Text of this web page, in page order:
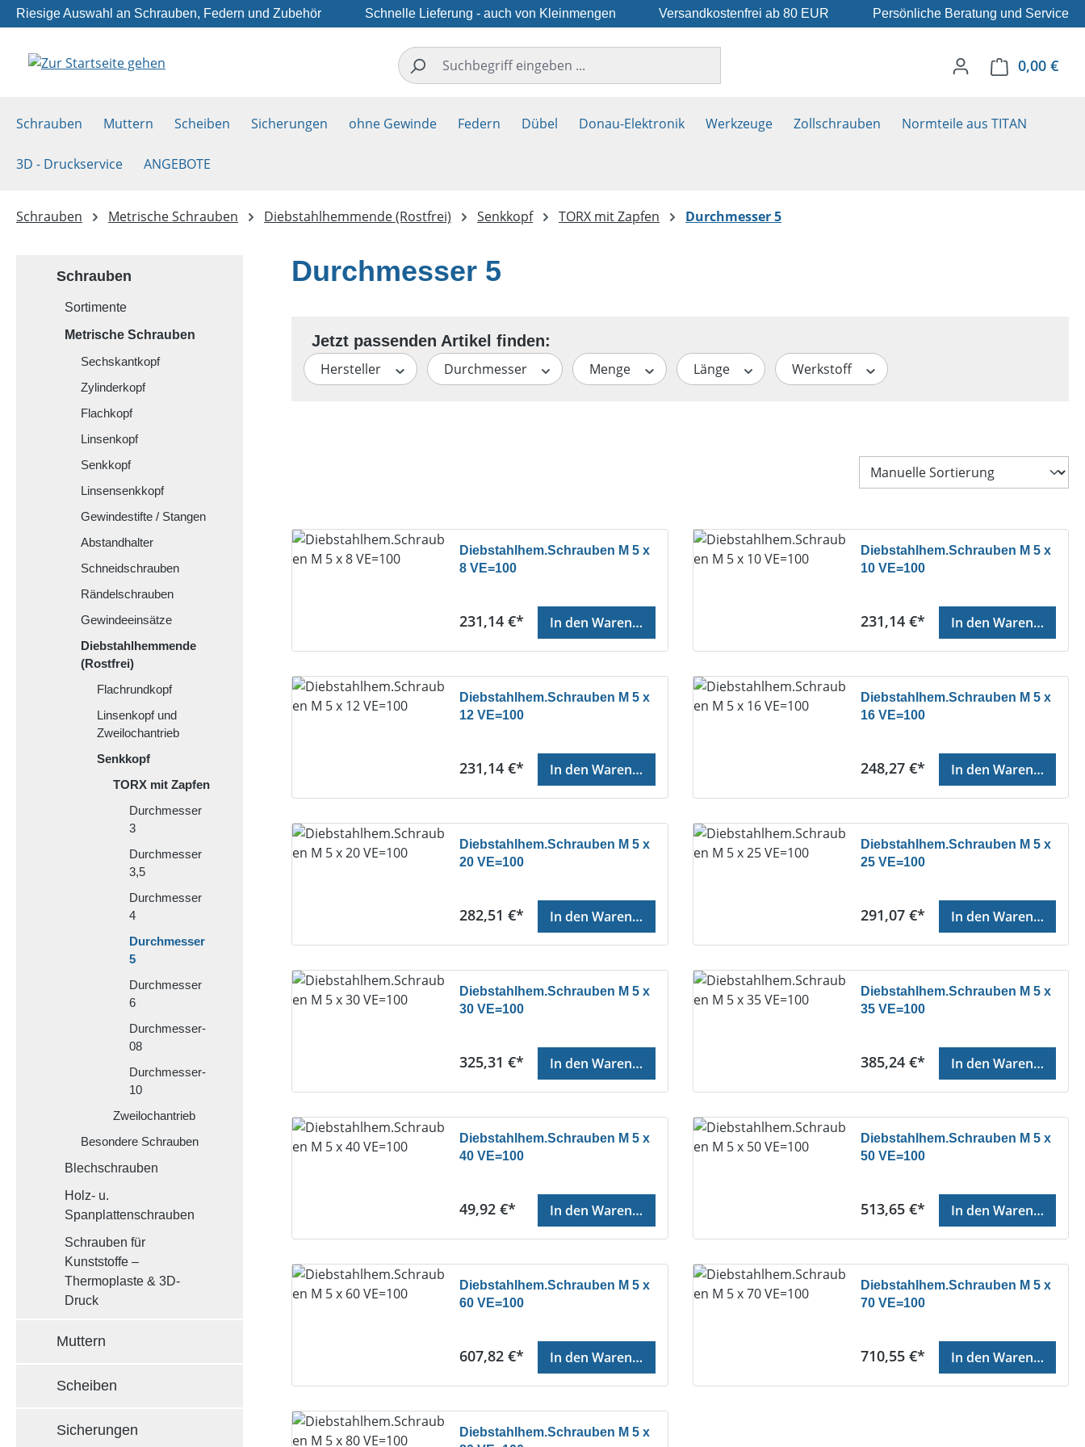
Hauptinhalt springen
Zur Suche springen
Zur Hauptnavigation springen
Riesige Auswahl an Schrauben, Federn und Zubehör Schnelle Lieferung - auch von Kleinmengen Versandkostenfrei ab 80 EUR Persönliche Beratung und Service
0,00 €
Schrauben Muttern Scheiben Sicherungen ohne Gewinde Federn Dübel Donau-Elektronik Werkzeuge Zollschrauben Normteile aus TITAN
3D - Druckservice ANGEBOTE
Schrauben Metrische Schrauben Diebstahlhemmende (Rostfrei) Senkkopf TORX mit Zapfen Durchmesser 5
Schrauben
Sortimente
Metrische Schrauben
Sechskantkopf
Zylinderkopf
Flachkopf
Linsenkopf
Senkkopf
Linsensenkkopf
Gewindestifte / Stangen
Abstandhalter
Schneidschrauben
Rändelschrauben
Gewindeeinsätze
Diebstahlhemmende
(Rostfrei)
Flachrundkopf
Linsenkopf und
Zweilochantrieb
Senkkopf
TORX mit Zapfen
Durchmesser
3
Durchmesser
3,5
Durchmesser
4
Durchmesser
5
Durchmesser
6
Durchmesser-
08
Durchmesser-
10
Zweilochantrieb
Besondere Schrauben
Blechschrauben
Holz- u.
Spanplattenschrauben
Schrauben für
Kunststoffe –
Thermoplaste & 3D-
Druck
Muttern
Scheiben
Sicherungen
Durchmesser 5
Hersteller Durchmesser Menge Länge Werkstoff
Diebstahlhem.Schrauben M 5 x
8 VE=100
Regulärer Preis:
231,14 €* In den Warenkorb
Diebstahlhem.Schrauben M 5 x
10 VE=100
Regulärer Preis:
231,14 €* In den Warenkorb
Diebstahlhem.Schrauben M 5 x
12 VE=100
Regulärer Preis:
231,14 €* In den Warenkorb
Diebstahlhem.Schrauben M 5 x
16 VE=100
Regulärer Preis:
248,27 €* In den Warenkorb
Diebstahlhem.Schrauben M 5 x
20 VE=100
Regulärer Preis:
282,51 €* In den Warenkorb
Diebstahlhem.Schrauben M 5 x
25 VE=100
Regulärer Preis:
291,07 €* In den Warenkorb
Diebstahlhem.Schrauben M 5 x
30 VE=100
Regulärer Preis:
325,31 €* In den Warenkorb
Diebstahlhem.Schrauben M 5 x
35 VE=100
Regulärer Preis:
385,24 €* In den Warenkorb
Diebstahlhem.Schrauben M 5 x
40 VE=100
Regulärer Preis:
49,92 €* In den Warenkorb
Diebstahlhem.Schrauben M 5 x
50 VE=100
Regulärer Preis:
513,65 €* In den Warenkorb
Diebstahlhem.Schrauben M 5 x
60 VE=100
Regulärer Preis:
607,82 €* In den Warenkorb
Diebstahlhem.Schrauben M 5 x
70 VE=100
Regulärer Preis:
710,55 €* In den Warenkorb
Diebstahlhem.Schrauben M 5 x